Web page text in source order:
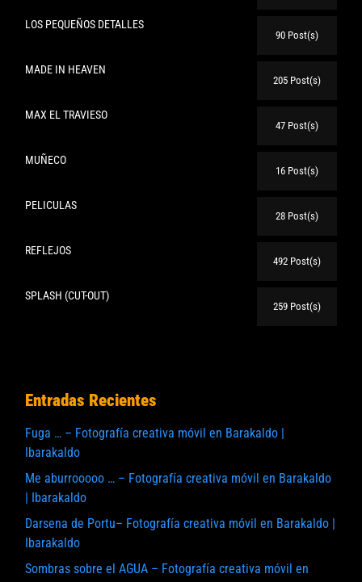
LOS PEQUEÑOS DETALLES
90 Post(s)
MADE IN HEAVEN
205 Post(s)
MAX EL TRAVIESO
47 Post(s)
MUÑECO
16 Post(s)
PELICULAS
28 Post(s)
REFLEJOS
492 Post(s)
SPLASH (CUT-OUT)
259 Post(s)
Entradas Recientes
Fuga … – Fotografía creativa móvil en Barakaldo |
Ibarakaldo
Me aburrooooo … – Fotografía creativa móvil en Barakaldo
| Ibarakaldo
Darsena de Portu– Fotografía creativa móvil en Barakaldo |
Ibarakaldo
Sombras sobre el AGUA – Fotografía creativa móvil en